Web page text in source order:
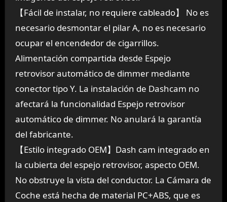
【Fácil de instalar, no requiere cableado】 No es
necesario desmontar el pilar A, no es necesario
ocupar el encendedor de cigarrillos.
Alimentación compartida desde Espejo
retrovisor automático de dimmer mediante
conector tipo Y. La instalación de Dashcam no
afectará la funcionalidad Espejo retrovisor
automático de dimmer. No anulará la garantía
del fabricante.
【Estilo integrado OEM】Dash cam integrado en
la cubierta del espejo retrovisor, aspecto OEM.
No obstruye la vista del conductor. La Cámara de
Coche está hecha de material PC+ABS, que es